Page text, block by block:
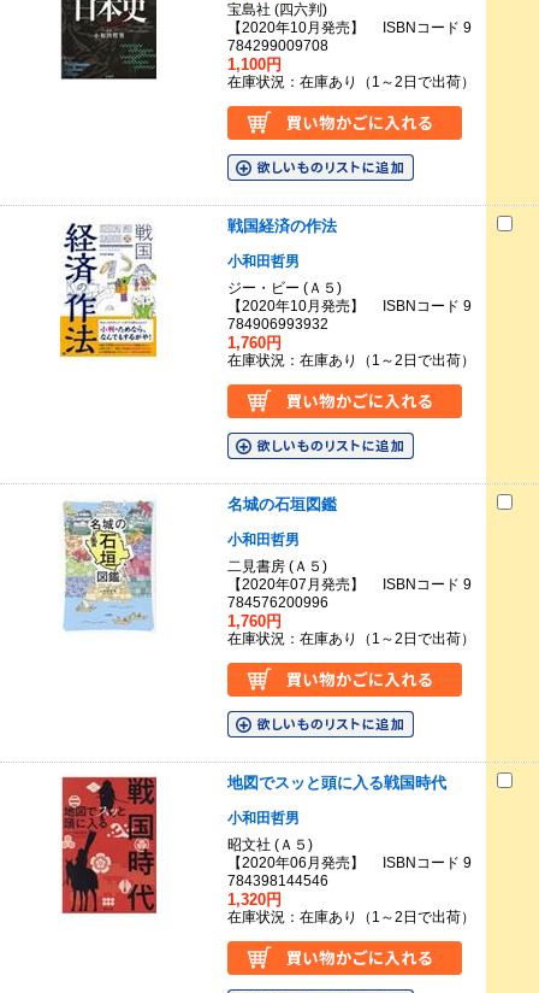
宝島社 (四六判)
【2020年10月発売】 ISBNコード 9
784299009708
1,100円
在庫状況：在庫あり（1～2日で出荷）
戦国経済の作法
小和田哲男
ジー・ビー (Ａ５)
【2020年10月発売】 ISBNコード 9
784906993932
1,760円
在庫状況：在庫あり（1～2日で出荷）
名城の石垣図鑑
小和田哲男
二見書房 (Ａ５)
【2020年07月発売】 ISBNコード 9
784576200996
1,760円
在庫状況：在庫あり（1～2日で出荷）
地図でスッと頭に入る戦国時代
小和田哲男
昭文社 (Ａ５)
【2020年06月発売】 ISBNコード 9
784398144546
1,320円
在庫状況：在庫あり（1～2日で出荷）